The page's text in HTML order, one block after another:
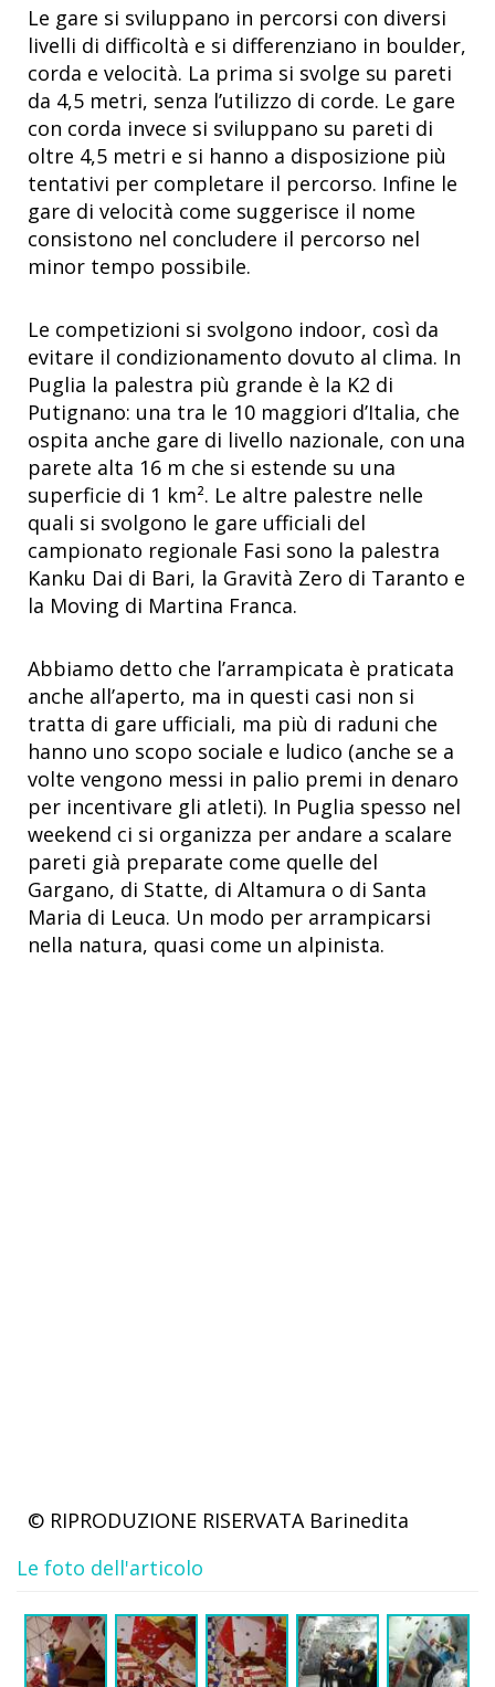
Le gare si sviluppano in percorsi con diversi
livelli di difficoltà e si differenziano in boulder,
corda e velocità. La prima si svolge su pareti
da 4,5 metri, senza l’utilizzo di corde. Le gare
con corda invece si sviluppano su pareti di
oltre 4,5 metri e si hanno a disposizione più
tentativi per completare il percorso. Infine le
gare di velocità come suggerisce il nome
consistono nel concludere il percorso nel
minor tempo possibile.
Le competizioni si svolgono indoor, così da
evitare il condizionamento dovuto al clima. In
Puglia la palestra più grande è la K2 di
Putignano: una tra le 10 maggiori d’Italia, che
ospita anche gare di livello nazionale, con una
parete alta 16 m che si estende su una
superficie di 1 km². Le altre palestre nelle
quali si svolgono le gare ufficiali del
campionato regionale Fasi sono la palestra
Kanku Dai di Bari, la Gravità Zero di Taranto e
la Moving di Martina Franca.
Abbiamo detto che l’arrampicata è praticata
anche all’aperto, ma in questi casi non si
tratta di gare ufficiali, ma più di raduni che
hanno uno scopo sociale e ludico (anche se a
volte vengono messi in palio premi in denaro
per incentivare gli atleti). In Puglia spesso nel
weekend ci si organizza per andare a scalare
pareti già preparate come quelle del
Gargano, di Statte, di Altamura o di Santa
Maria di Leuca. Un modo per arrampicarsi
nella natura, quasi come un alpinista.
© RIPRODUZIONE RISERVATA Barinedita
Le foto dell'articolo